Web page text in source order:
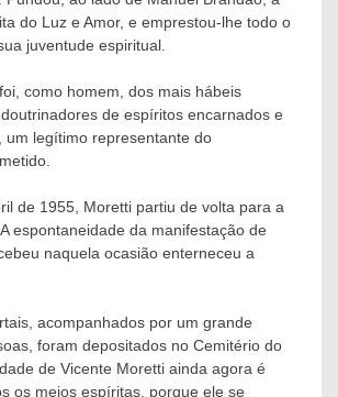
do Luz e Amor, e emprestou-lhe todo o
juventude espiritual.
como homem, dos mais hábeis
de espíritos encarnados e
um legítimo representante do
de 1955, Moretti partiu de volta para a
espontaneidade da manifestação de
naquela ocasião enterneceu a
acompanhados por um grande
foram depositados no Cemitério do
de Vicente Moretti ainda agora é
os meios espíritas, porque ele se